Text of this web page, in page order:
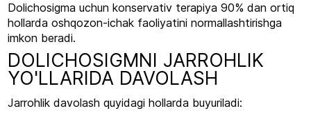
Dolichosigma uchun konservativ terapiya 90% dan ortiq
hollarda oshqozon-ichak faoliyatini normallashtirishga
imkon beradi.
DOLICHOSIGMNI JARROHLIK
YO'LLARIDA DAVOLASH
Jarrohlik davolash quyidagi hollarda buyuriladi: